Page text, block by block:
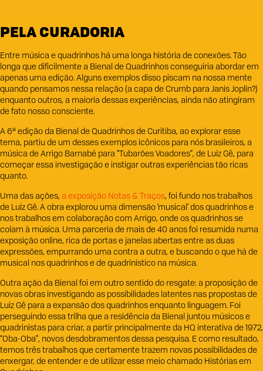
PELA CURADORIA
Entre música e quadrinhos há uma longa história de conexões. Tão
longa que dificilmente a Bienal de Quadrinhos conseguiria abordar em
apenas uma edição. Alguns exemplos disso piscam na nossa mente
quando pensamos nessa relação (a capa de Crumb para Janis Joplin?)
enquanto outros, a maioria dessas experiências, ainda não atingiram
de fato nosso consciente.
A 6ª edição da Bienal de Quadrinhos de Curitiba, ao explorar esse
tema, partiu de um desses exemplos icônicos para nós brasileiros, a
música de Arrigo Barnabé para “Tubarões Voadores”, de Luiz Gê, para
começar essa investigação e instigar outras experiências tão ricas
quanto.
Uma das ações, a exposição Notas & Traços, foi fundo nos trabalhos
de Luiz Gê. A obra explorou uma dimensão ‘musical’ dos quadrinhos e
nos trabalhos em colaboração com Arrigo, onde os quadrinhos se
colam à música. Uma parceria de mais de 40 anos foi resumida numa
exposição online, rica de portas e janelas abertas entre as duas
expressões, empurrando uma contra a outra, e buscando o que há de
musical nos quadrinhos e de quadrinístico na música.
Outra ação da Bienal foi em outro sentido do resgate: a proposição de
novas obras investigando as possibilidades latentes nas propostas de
Luiz Gê para a expansão dos quadrinhos enquanto linguagem. Foi
perseguindo essa trilha que a residência da Bienal juntou músicos e
quadrinistas para criar, a partir principalmente da HQ interativa de 1972,
“Oba-Oba”, novos desdobramentos dessa pesquisa. E como resultado,
temos três trabalhos que certamente trazem novas possibilidades de
enxergar, de entender e de utilizar esse meio chamado Histórias em